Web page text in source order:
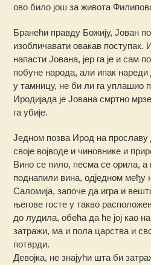
ово било још за живота
Бранећи правду Божију, Јован
изобличавати овакав поступак.
напасти Јована, јер га је и сам
побуне народа, али ипак
у тамницу, не би ли га уплашио
Иродијада је Јована смртно
га убије.
Једном позва Ирод на прославу
своје војводе и чиновнике и
Вино се пило, песма се орила, а
поднапили вина, одједном међу
Саломија, започе да игра и
његове госте у такво
до лудила, обећа да ће јој као
затражи, ма и пола царства и
потврди.
Девојка, не знајући шта би